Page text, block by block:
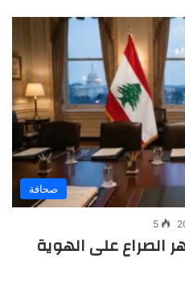
صحافة
5
الصراع على الهوية